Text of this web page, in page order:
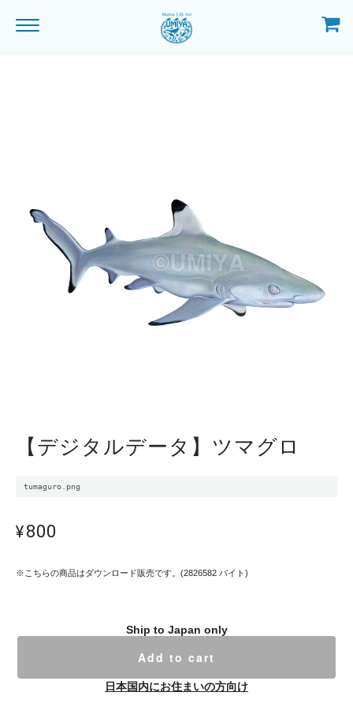
【デジタルデータ】ツマグロ
tumaguro.png
¥800
※こちらの商品はダウンロード販売です。(2826582 バイト)
Ship to Japan only
Add to cart
日本国内にお住まいの方向け